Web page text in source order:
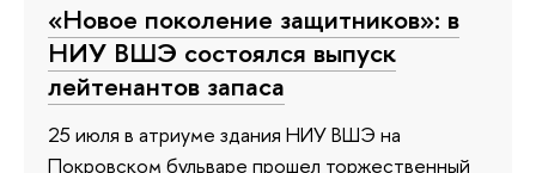
«Новое поколение защитников»: в
НИУ ВШЭ состоялся выпуск
лейтенантов запаса
25 июля в атриуме здания НИУ ВШЭ на
Покровском бульваре прошел торжественный